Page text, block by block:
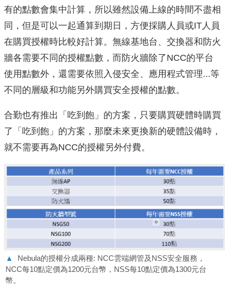
有的點數會集中計算，所以雖然設備上線的時間不盡相
同，但是可以一起通算到期日，方便採購人員或IT人員
在購買授權時比較好計算。無線基地台、交換器和防火
牆各需要不同的授權點數，而防火牆除了NCC的平台
使用點數外，還需要依照入侵安全、應用程式管理...等
不同的層級和功能另外購買安全授權的點數。
合勤也有推出「吃到飽」的方案，只要購買硬體時購買
了「吃到飽」的方案，那麼未來更換新的硬體設備時，
就不需要再為NCC的授權另外付費。
▲
Nebula的授權分成兩種: NCC雲端網管及NSS安全服務，
NCC每10點定價為1200元台幣，NSS每10點定價為1300元台
幣。